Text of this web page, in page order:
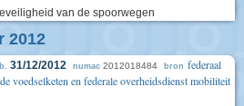
van de spoorwegen
2012
31/12/2012 numac 2012018484 bron federaal
voedselketen en federale overheidsdienst mobiliteit